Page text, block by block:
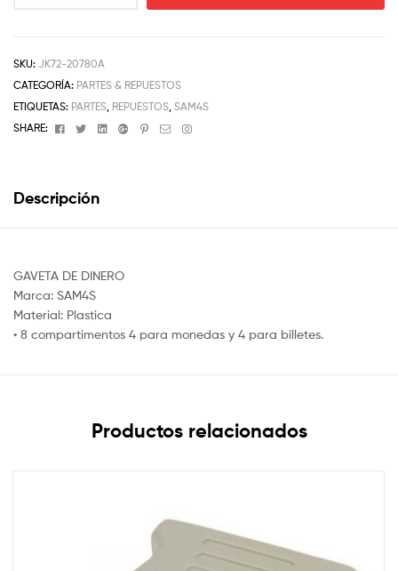
SKU: JK72-20780A
CATEGORÍA: PARTES & REPUESTOS
ETIQUETAS: PARTES REPUESTOS SAM4S
SHARE:
FacebookTwitterLinkedinGoogle+Pinterest
EmailInstagram
Descripción
GAVETA DE DINERO
Marca: SAM4S
Material: Plastica
• 8 compartimentos 4 para monedas y 4 para billetes.
Productos relacionados